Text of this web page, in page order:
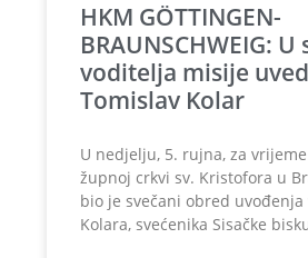
HKM GÖTTINGEN-
BRAUNSCHWEIG: U
voditelja misije
Tomislav Kolar
U nedjelju, 5. rujna, za
župnoj crkvi sv. Kristofora u
bio je svečani obred uvođenja
Kolara, svećenika Sisačke